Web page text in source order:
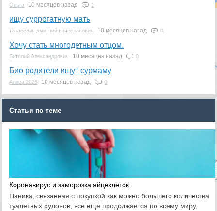
Ольга 10 месяцев назад 1
ищу суррогатную мать
тарасевич дмитрий вячеславович 10 месяцев назад 0
Хочу стать многодетным отцом.
Виталий Александрович 10 месяцев назад 0
Био родители ищут сурмаму
Алиса 2025 10 месяцев назад 0
Статьи по теме
Коронавирус и заморозка яйцеклеток
Паника, связанная с покупкой как можно большего количества
туалетных рулонов, все еще продолжается по всему миру,